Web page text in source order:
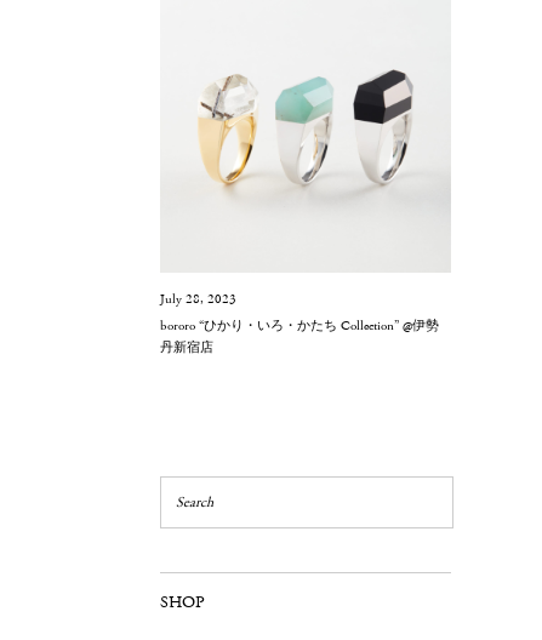
July 28, 2023
bororo “ひかり・いろ・かたち Collection” @伊勢
丹新宿店
SHOP